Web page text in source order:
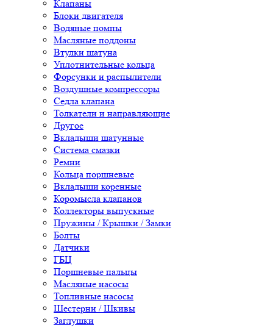
Клапаны
Блоки двигателя
Водяные помпы
Масляные поддоны
Втулки шатуна
Уплотнительные кольца
Форсунки и распылители
Воздушные компрессоры
Седла клапана
Толкатели и направляющие
Другое
Вкладыши шатунные
Система смазки
Ремни
Кольца поршневые
Вкладыши коренные
Коромысла клапанов
Коллекторы выпускные
Пружины / Крышки / Замки
Болты
Датчики
ГБЦ
Поршневые пальцы
Масляные насосы
Топливные насосы
Шестерни / Шкивы
Заглушки